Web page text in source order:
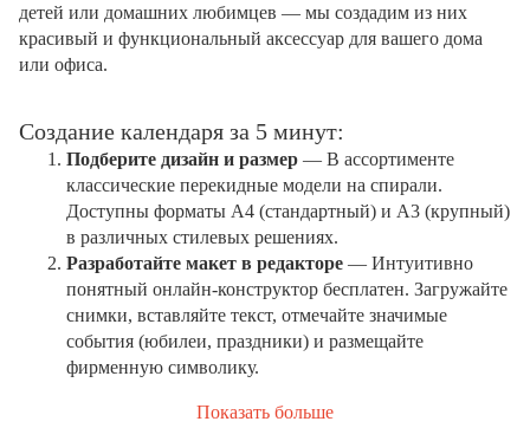
детей или домашних любимцев — мы создадим из них
красивый и функциональный аксессуар для вашего дома
или офиса.
Создание календаря за 5 минут:
Подберите дизайн и размер — В ассортименте
классические перекидные модели на спирали.
Доступны форматы А4 (стандартный) и А3 (крупный)
в различных стилевых решениях.
Разработайте макет в редакторе — Интуитивно
понятный онлайн-конструктор бесплатен. Загружайте
снимки, вставляйте текст, отмечайте значимые
события (юбилеи, праздники) и размещайте
фирменную символику.
Показать больше